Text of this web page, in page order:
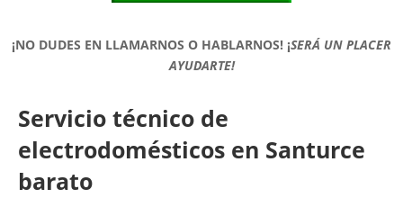
¡NO DUDES EN LLAMARNOS O HABLARNOS! ¡SERÁ UN PLACER
AYUDARTE!
Servicio técnico de
electrodomésticos en Santurce
barato